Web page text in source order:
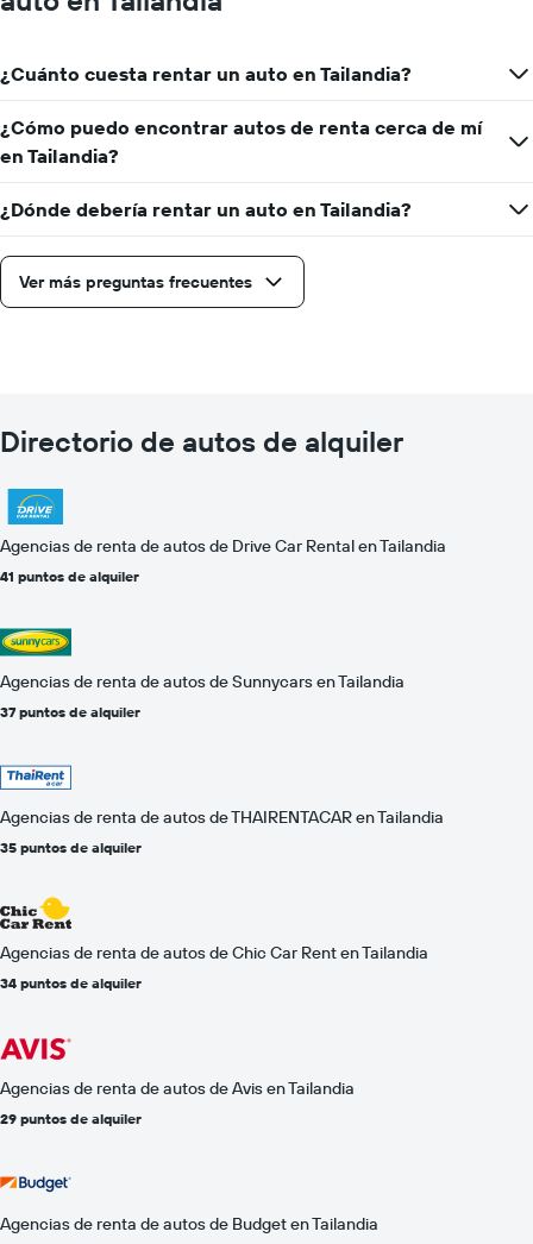
¿Cuánto cuesta rentar un auto en Tailandia?
¿Cómo puedo encontrar autos de renta cerca de mí
en Tailandia?
¿Dónde debería rentar un auto en Tailandia?
Ver más preguntas frecuentes
Directorio de autos de alquiler
Agencias de renta de autos de Drive Car Rental en Tailandia
41 puntos de alquiler
Agencias de renta de autos de Sunnycars en Tailandia
37 puntos de alquiler
Agencias de renta de autos de THAIRENTACAR en Tailandia
35 puntos de alquiler
Agencias de renta de autos de Chic Car Rent en Tailandia
34 puntos de alquiler
Agencias de renta de autos de Avis en Tailandia
29 puntos de alquiler
Agencias de renta de autos de Budget en Tailandia